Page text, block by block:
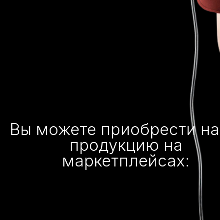
Вы можете приобрести
продукцию на
маркетплейсах: